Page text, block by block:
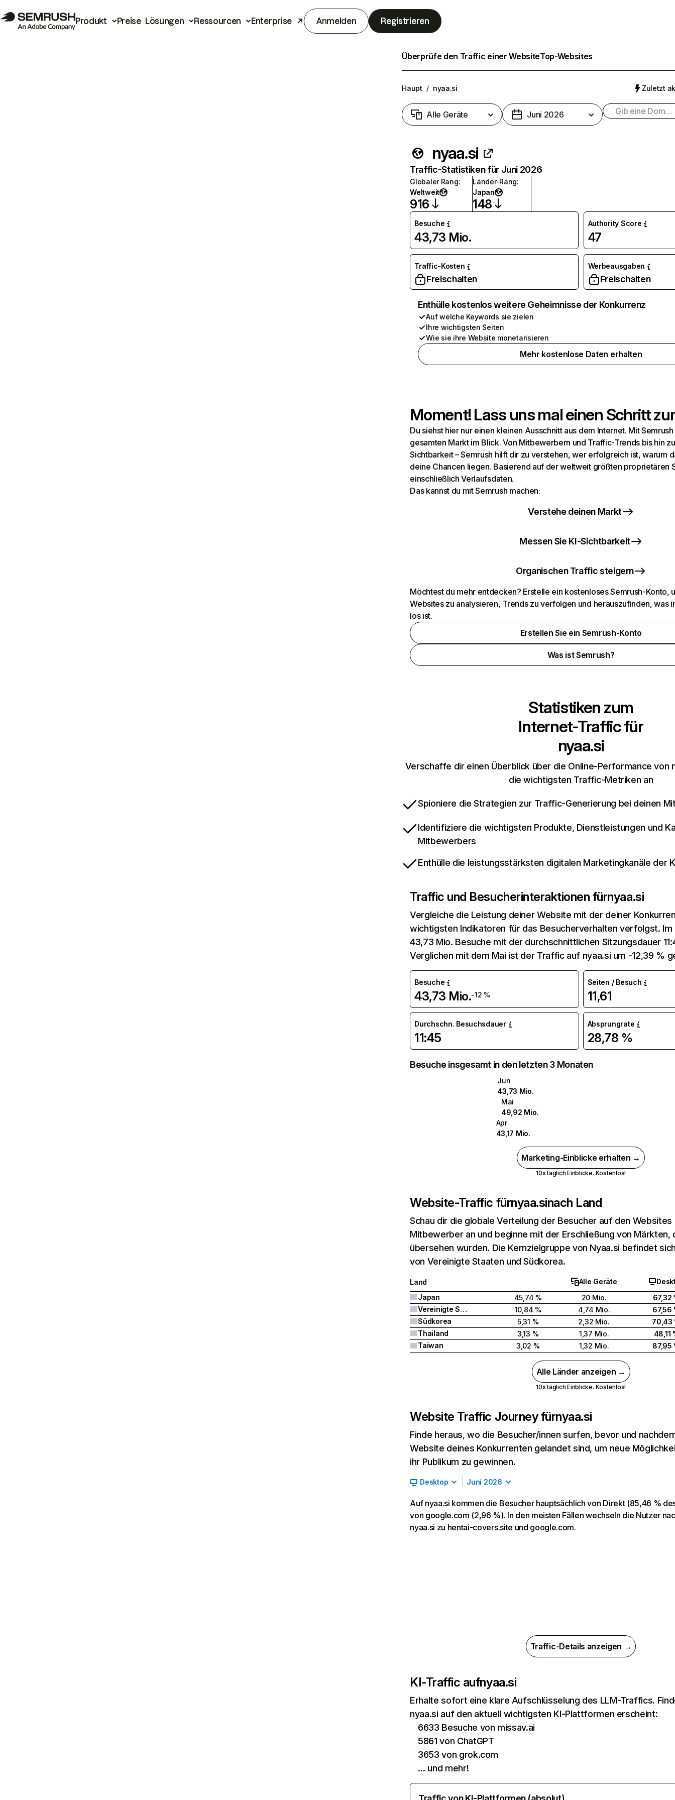
Produkt Preise Lösungen Ressourcen Enterprise Anmelden Registrieren
Überprüfe den Traffic einer WebsiteTop-Websites
Haupt / nyaa.si Zuletzt
Alle Geräte Juni 2026
nyaa.si
Traffic-Statistiken für Juni 2026
Globaler Rang:
Weltweit
916
Länder-Rang:
Japan
148
Besuche
43,73 Mio.
Authority Score
47
Traffic-Kosten
Freischalten
Werbeausgaben
Freischalten
Enthülle kostenlos weitere Geheimnisse der Konkurrenz
Auf welche Keywords sie zielen
Ihre wichtigsten Seiten
Wie sie ihre Website monetarisieren
Mehr kostenlose Daten erhalten
Moment! Lass uns mal einen Schritt
Du siehst hier nur einen kleinen Ausschnitt aus dem Internet. Mit
gesamten Markt im Blick. Von Mitbewerbern und Traffic-Trends bis hin
Sichtbarkeit – Semrush hilft dir zu verstehen, wer erfolgreich ist, warum
deine Chancen liegen. Basierend auf der weltweit größten proprietären
einschließlich Verlaufsdaten.
Das kannst du mit Semrush machen:
Verstehe deinen Markt
Messen Sie KI-Sichtbarkeit
Organischen Traffic steigern
Möchtest du mehr entdecken? Erstelle ein kostenloses Semrush-Konto,
Websites zu analysieren, Trends zu verfolgen und herauszufinden, was
los ist.
Erstellen Sie ein Semrush-Konto
Was ist Semrush?
Statistiken zum
Internet-Traffic für
nyaa.si
Verschaffe dir einen Überblick über die Online-Performance von
die wichtigsten Traffic-Metriken an
Spioniere die Strategien zur Traffic-Generierung bei deinen
Identifiziere die wichtigsten Produkte, Dienstleistungen und
Mitbewerbers
Enthülle die leistungsstärksten digitalen Marketingkanäle der
Traffic und Besucherinteraktionen fürnyaa.si
Vergleiche die Leistung deiner Website mit der deiner
wichtigsten Indikatoren für das Besucherverhalten verfolgst. Im
43,73 Mio. Besuche mit der durchschnittlichen Sitzungsdauer
Verglichen mit dem Mai ist der Traffic auf nyaa.si um -12,39 %
Besuche
43,73 Mio.-12 %
Seiten / Besuch
11,61
Durchschn. Besuchsdauer
11:45
Absprungrate
28,78 %
Besuche insgesamt in den letzten 3 Monaten
Jun
43,73 Mio.
Mai
49,92 Mio.
Apr
43,17 Mio.
Marketing-Einblicke erhalten →
10x täglich Einblicke. Kostenlos!
Website-Traffic fürnyaa.sinach Land
Schau dir die globale Verteilung der Besucher auf den Websites
Mitbewerber an und beginne mit der Erschließung von Märkten,
übersehen wurden. Die Kernzielgruppe von Nyaa.si befindet
von Vereinigte Staaten und Südkorea.
Land Alle Geräte
Japan
45,74 % 20 Mio.
67,32
Vereinigte Staaten
10,84 % 4,74 Mio.
67,56
Südkorea
5,31 % 2,32 Mio.
70,43
Thailand
3,13 % 1,37 Mio.
48,11
Taiwan
3,02 % 1,32 Mio. 87,95
Alle Länder anzeigen →
10x täglich Einblicke. Kostenlos!
Website Traffic Journey fürnyaa.si
Finde heraus, wo die Besucher/innen surfen, bevor und
Website deines Konkurrenten gelandet sind, um neue
ihr Publikum zu gewinnen.
Desktop Juni 2026
Auf nyaa.si kommen die Besucher hauptsächlich von Direkt (85,46 %
von google.com (2,96 %). In den meisten Fällen wechseln die Nutzer
nyaa.si zu hentai-covers.site und google.com.
Traffic-Details anzeigen →
KI-Traffic aufnyaa.si
Erhalte sofort eine klare Aufschlüsselung des LLM-Traffics.
nyaa.si auf den aktuell wichtigsten KI-Plattformen erscheint:
6633 Besuche von missav.ai
5861 von ChatGPT
3653 von grok.com
… und mehr!